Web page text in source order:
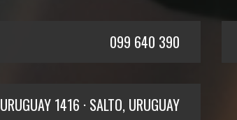
099 640 390
URUGUAY 1416 · SALTO, URUGUAY